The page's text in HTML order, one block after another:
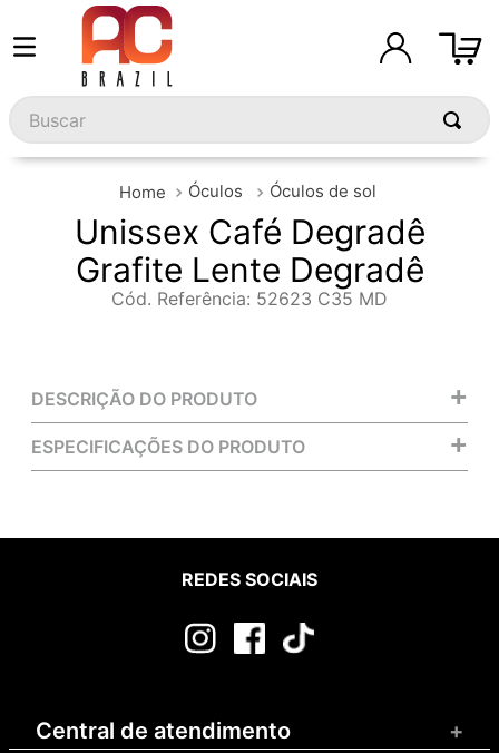
Buscar
Óculos Óculos de sol
Unissex Café Degradê
Grafite Lente Degradê
Cód. Referência: 52623 C35 MD
DESCRIÇÃO DO PRODUTO +
ESPECIFICAÇÕES DO PRODUTO +
REDES SOCIAIS
Central de atendimento +